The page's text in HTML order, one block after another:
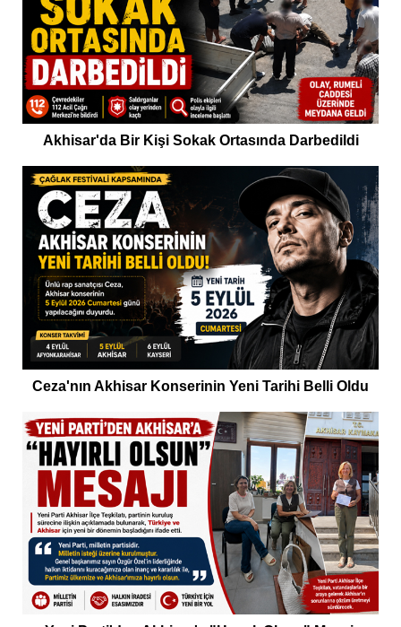
Akhisar'da Bir Kişi Sokak Ortasında Darbedildi
Ceza'nın Akhisar Konserinin Yeni Tarihi Belli Oldu